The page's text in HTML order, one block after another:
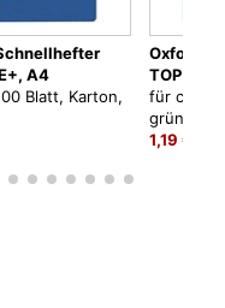
A4
Blatt, Karton,
Oxford
TOP
für ca.
grün
1,19 €